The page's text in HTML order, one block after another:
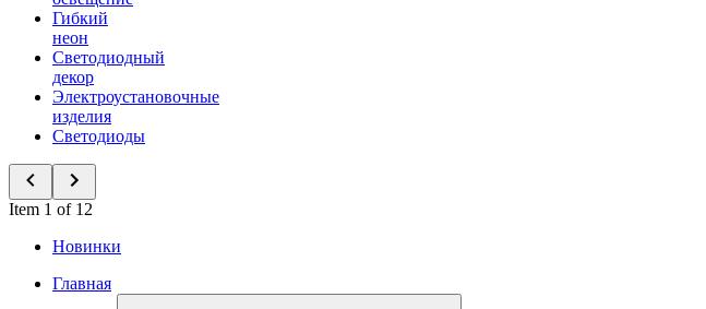
Гибкий
неон
Светодиодный
декор
Электроустановочные
изделия
Светодиоды
Item 1 of 12
Новинки
Главная